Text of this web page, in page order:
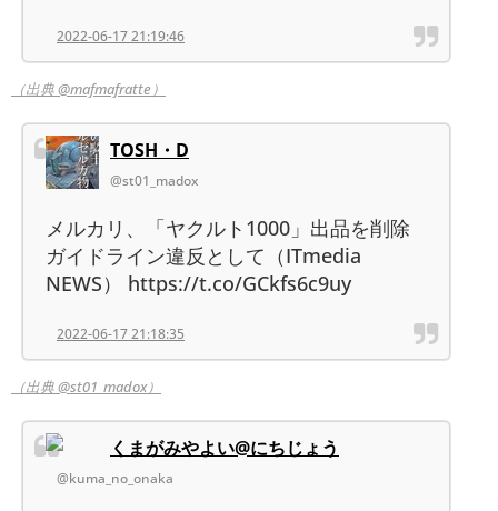
2022-06-17 21:19:46
（出典 @mafmafratte）
TOSH・D
@st01_madox
メルカリ、「ヤクルト1000」出品を削除
ガイドライン違反として（ITmedia
NEWS） https://t.co/GCkfs6c9uy
2022-06-17 21:18:35
（出典 @st01_madox）
くまがみやよい@にちじょう
@kuma_no_onaka